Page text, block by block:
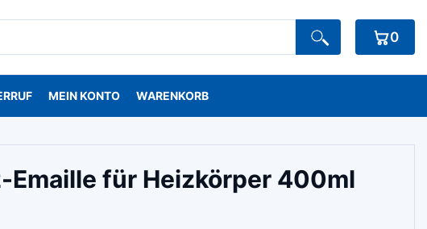
0
MEIN KONTO WARENKORB
Emaille für Heizkörper 400ml